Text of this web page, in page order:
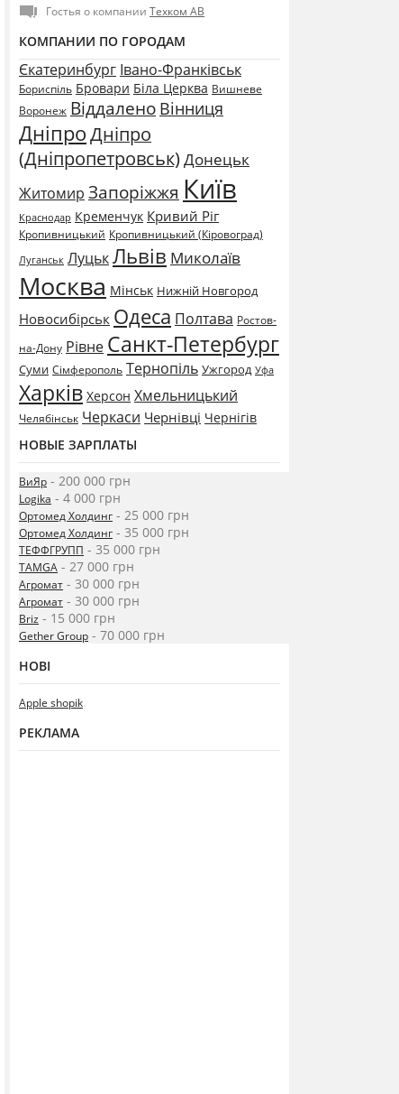
Гостья о компании Техком АВ
КОМПАНИИ ПО ГОРОДАМ
Єкатеринбург Івано-Франківськ
Бориспіль Бровари Біла Церква Вишневе
Воронеж Віддалено Вінниця
ДніпроДніпро
(Дніпропетровськ) Донецьк
Житомир Запоріжжя Київ
Краснодар Кременчук Кривий Ріг
Кропивницький Кропивницький (Кіровоград)
Луганськ ЛуцькЛьвів Миколаїв
Москва Мінськ Нижній Новгород
Новосибірськ Одеса Полтава Ростов-
на-Дону Рівне Санкт-Петербург
Суми Сімферополь Тернопіль Ужгород Уфа
Харків Херсон Хмельницький
Челябінськ Черкаси Чернівці Чернігів
НОВЫЕ ЗАРПЛАТЫ
ВиЯр - 200 000 грн
Logika - 4 000 грн
Ортомед Холдинг - 25 000 грн
Ортомед Холдинг - 35 000 грн
ТЕФФГРУПП - 35 000 грн
TAMGA - 27 000 грн
Агромат - 30 000 грн
Агромат - 30 000 грн
Briz - 15 000 грн
Gether Group - 70 000 грн
НОВІ
Apple shopik
РЕКЛАМА